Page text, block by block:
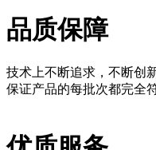
品质保障
技术上不断追求，不断创
保证产品的每批次都完全